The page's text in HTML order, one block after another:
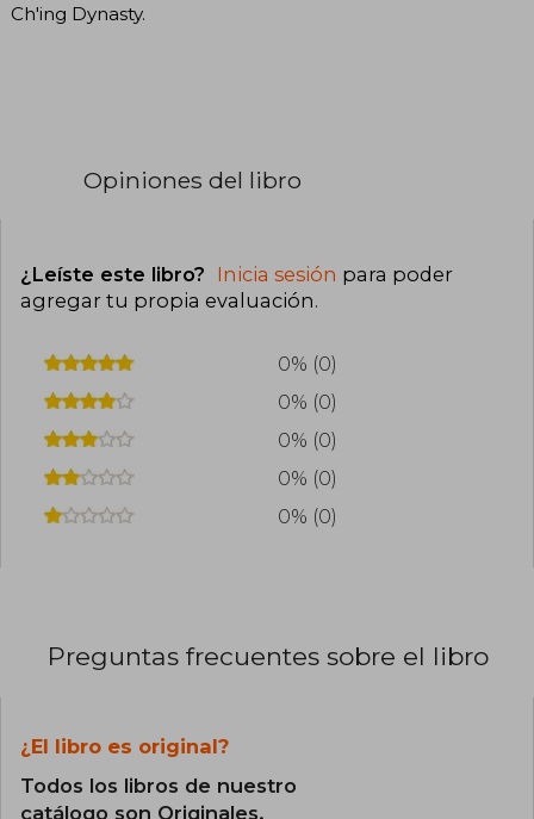
Ch'ing Dynasty.
Opiniones del libro
¿Leíste este libro? Inicia sesión para poder
agregar tu propia evaluación.
0% (0)
0% (0)
0% (0)
0% (0)
0% (0)
Preguntas frecuentes sobre el libro
¿El libro es original?
Todos los libros de nuestro
catálogo son Originales.